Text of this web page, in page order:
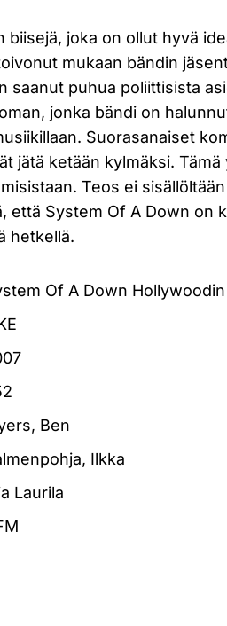
joka on ollut hyvä
mukaan bändin
saanut puhua poliittisista
jonka bändi on
Suorasanaiset
jätä ketään kylmäksi. Tämä
Teos ei
että System Of A Down on
hetkellä.
Of A Down
Ben
Ilkka
Laurila